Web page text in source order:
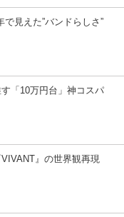
見えた”バンドらしさ”
「10万円台」神コスパ
』の世界観再現